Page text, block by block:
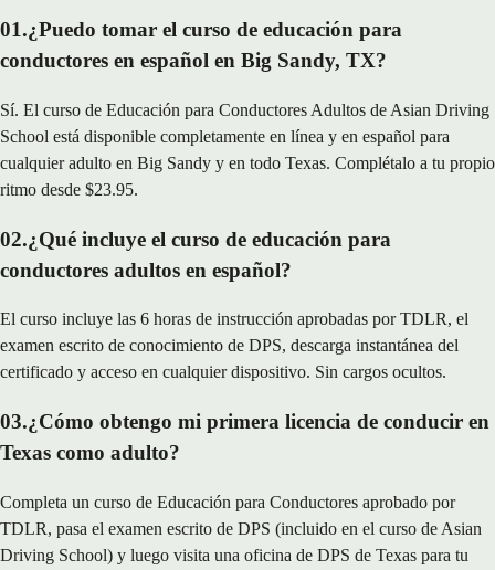
01.¿Puedo tomar el curso de educación para
conductores en español en Big Sandy, TX?
Sí. El curso de Educación para Conductores Adultos de Asian Driving
School está disponible completamente en línea y en español para
cualquier adulto en Big Sandy y en todo Texas. Complétalo a tu propio
ritmo desde $23.95.
02.¿Qué incluye el curso de educación para
conductores adultos en español?
El curso incluye las 6 horas de instrucción aprobadas por TDLR, el
examen escrito de conocimiento de DPS, descarga instantánea del
certificado y acceso en cualquier dispositivo. Sin cargos ocultos.
03.¿Cómo obtengo mi primera licencia de conducir en
Texas como adulto?
Completa un curso de Educación para Conductores aprobado por
TDLR, pasa el examen escrito de DPS (incluido en el curso de Asian
Driving School) y luego visita una oficina de DPS de Texas para tu